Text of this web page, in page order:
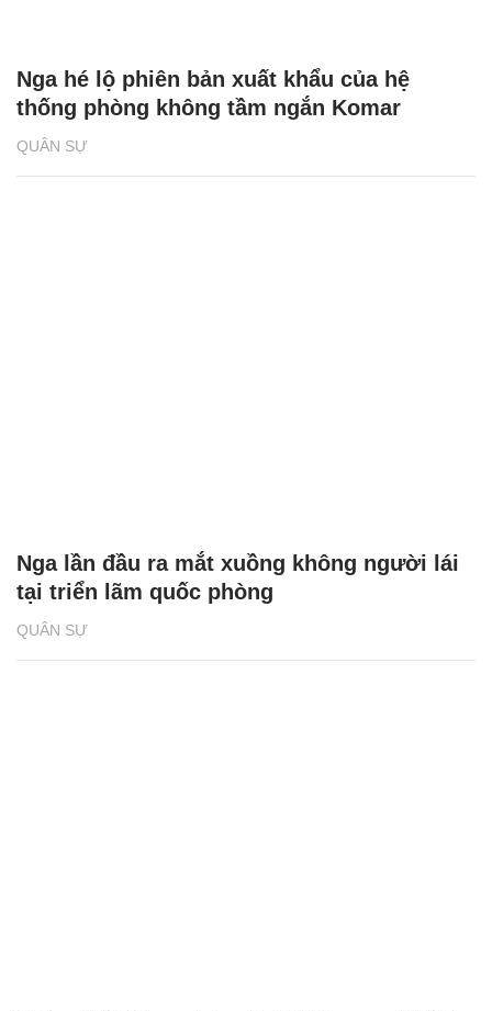
QUÂN SỰ
Nga hé lộ phiên bản xuất khẩu của hệ
thống phòng không tầm ngắn Komar
QUÂN SỰ
Nga lần đầu ra mắt xuồng không người lái
tại triển lãm quốc phòng